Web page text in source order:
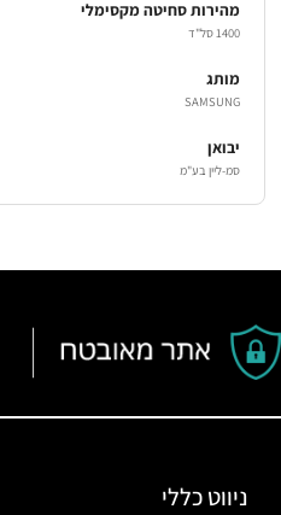
מהירות סחיטה מקסימלי
1400 סל"ד
מותג
SAMSUNG
יבואן
סמ-ליין בע"מ
ניווט כללי